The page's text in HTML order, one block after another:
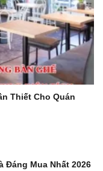
Thiết Cho Quán
Đáng Mua Nhất 2026